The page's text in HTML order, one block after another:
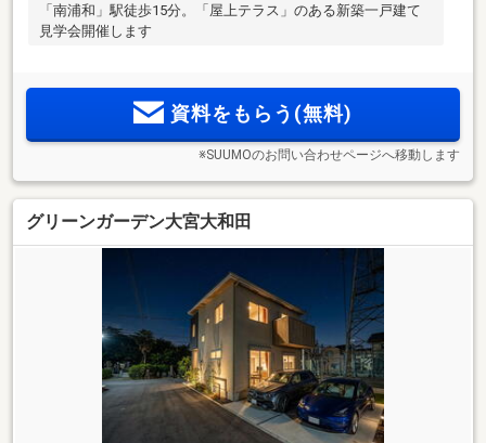
「南浦和」駅徒歩15分。「屋上テラス」のある新築一戸建て
見学会開催します
資料をもらう(無料)
※SUUMOのお問い合わせページへ移動します
グリーンガーデン大宮大和田